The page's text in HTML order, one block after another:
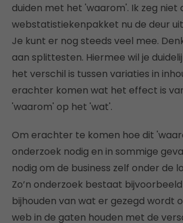
duiden met het 'waarom'. Ik zeg niet
webstatistiekenpakket nu de deur
Je kunt er nog steeds veel mee.
aan splittesten. Hiermee wil je
het verschil is tussen variaties in
erachter komen wat het effect is
'waarom' op het 'wat'.
Om erachter te komen hoe dit
onderzoek nodig en in sommige
nodig om de business zelf onder de
Zo’n onderzoek bestaat
bijhouden van wat er gezegd wordt
web in de gaten houden met de